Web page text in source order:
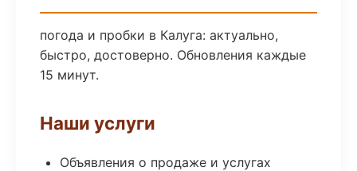
погода и пробки в Калуга: актуально,
быстро, достоверно. Обновления каждые
15 минут.
Наши услуги
Объявления о продаже и услугах